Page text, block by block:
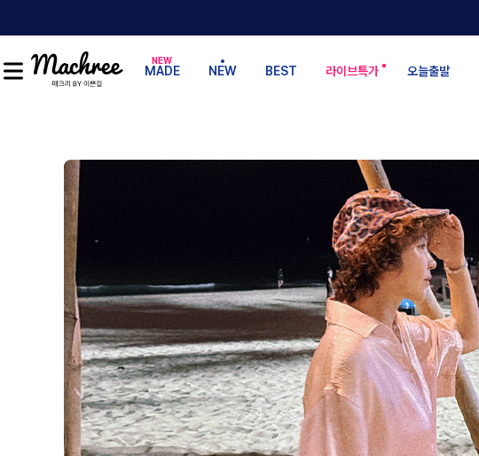
MADE NEW BEST 라이브특가 오늘출발